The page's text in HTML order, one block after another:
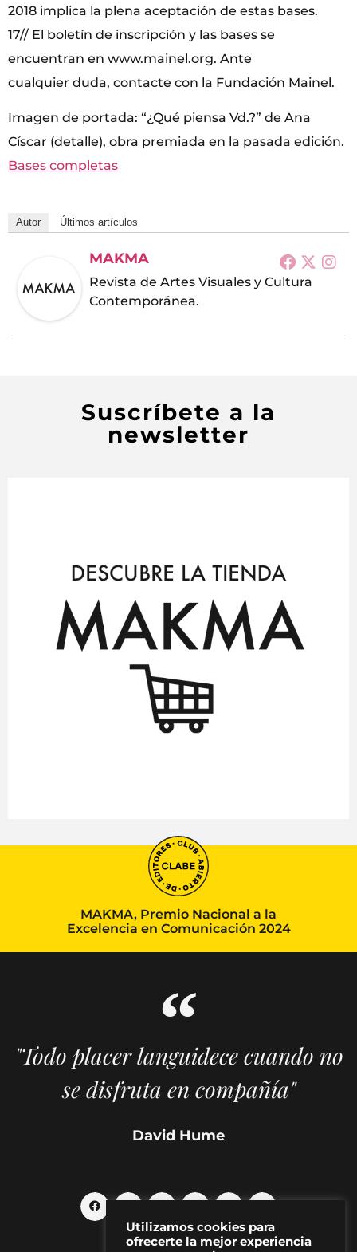
2018 implica la plena aceptación de estas bases.
17// El boletín de inscripción y las bases se
encuentran en www.mainel.org. Ante
cualquier duda, contacte con la Fundación Mainel.
Imagen de portada: “¿Qué piensa Vd.?” de Ana
Císcar (detalle), obra premiada en la pasada edición.
Bases completas
Autor Últimos artículos
MAKMA
Revista de Artes Visuales y Cultura
Contemporánea.
Suscríbete a la
newsletter
MAKMA, Premio Nacional a la
Excelencia en Comunicación 2024
"Todo placer languidece cuando no
se disfruta en compañía"
David Hume
Utilizamos cookies para
ofrecerte la mejor experiencia